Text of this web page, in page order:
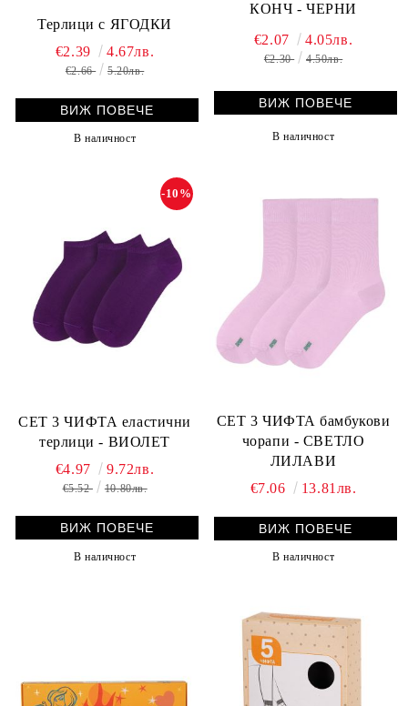
Терлици с ЯГОДКИ
€2.39 4.67лв.
€2.66 5.20лв.
ВИЖ ПОВЕЧЕ
В наличност
КОНЧ - ЧЕРНИ
€2.07 4.05лв.
€2.30 4.50лв.
ВИЖ ПОВЕЧЕ
В наличност
СЕТ 3 ЧИФТА еластични
терлици - ВИОЛЕТ
-10%
€4.97 9.72лв.
€5.52 10.80лв.
ВИЖ ПОВЕЧЕ
В наличност
СЕТ 3 ЧИФТА бамбукови
чорапи - СВЕТЛО
ЛИЛАВИ
€7.06
13.81лв.
ВИЖ ПОВЕЧЕ
В наличност